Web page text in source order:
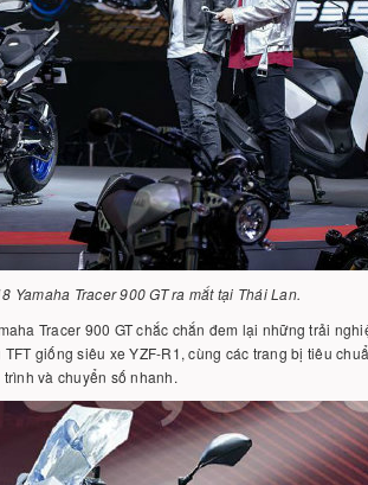
Yamaha Tracer 900 GT ra mắt tại Thái Lan.
Tracer 900 GT chắc chắn đem lại những trải
giống siêu xe YZF-R1, cùng các trang bị tiêu
và chuyển số nhanh.